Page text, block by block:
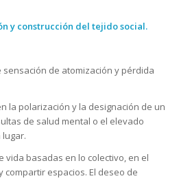
y construcción del tejido social.
de atomización y pérdida
la polarización y la designación de un
de salud mental o el elevado
basadas en lo colectivo, en el
espacios. El deseo de